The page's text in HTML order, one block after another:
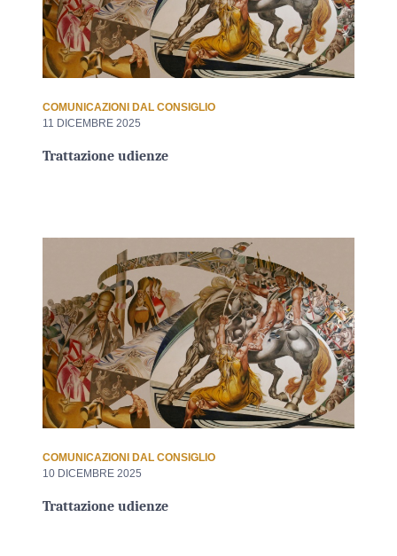
COMUNICAZIONI DAL CONSIGLIO
11 DICEMBRE 2025
Trattazione udienze
COMUNICAZIONI DAL CONSIGLIO
10 DICEMBRE 2025
Trattazione udienze